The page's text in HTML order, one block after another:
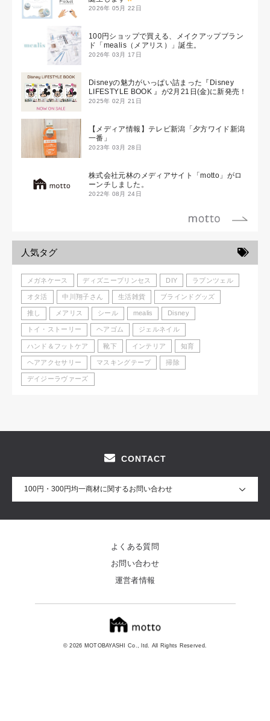
2026年 05月 22日
100円ショップで買える、メイクアップブラン
ド「mealis（メアリス）」誕生。
2026年 03月 17日
Disneyの魅力がいっぱい詰まった『Disney
LIFESTYLE BOOK 』が2月21日(金)に新発売！
2025年 02月 21日
【メディア情報】テレビ新潟「夕方ワイド新潟
一番」
2023年 03月 28日
株式会社元林のメディアサイト「motto」がロ
ーンチしました。
2022年 08月 24日
人気タグ
メガネケース ディズニープリンセス DIY ラプンツェル
オタ活 中川翔子さん 生活雑貨 ブラインドグッズ
推し メアリス シール mealis Disney
トイ・ストーリー ヘアゴム ジェルネイル
ハンド＆フットケア 靴下 インテリア 知育
ヘアアクセサリー マスキングテープ 掃除
デイジーラヴァーズ
CONTACT
100円・300円均一商材に関するお問い合わせ
© 2026 MOTOBAYASHI Co., ltd. All Rights Reserved.
よくある質問
お問い合わせ
運営者情報